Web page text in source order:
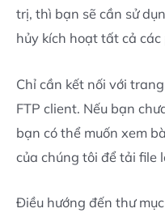
trị, thì bạn sẽ cần sử
hủy kích hoạt tất cả các
Chỉ cần kết nối với
FTP client. Nếu bạn
bạn có thể muốn xem
của chúng tôi để tải file
Điều hướng đến thư